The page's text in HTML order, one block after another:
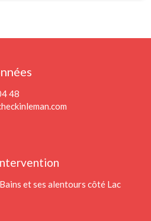
48
et ses alentours côté Lac